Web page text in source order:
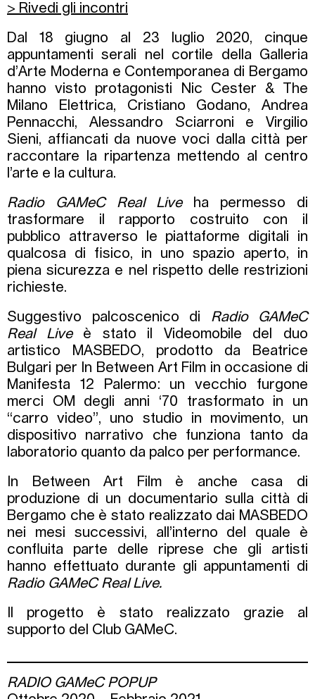
> Rivedi gli incontri
Dal 18 giugno al 23 luglio 2020, cinque
appuntamenti serali nel cortile della Galleria
d’Arte Moderna e Contemporanea di Bergamo
hanno visto protagonisti Nic Cester & The
Milano Elettrica, Cristiano Godano, Andrea
Pennacchi, Alessandro Sciarroni e Virgilio
Sieni, affiancati da nuove voci dalla città per
raccontare la ripartenza mettendo al centro
l’arte e la cultura.
Radio GAMeC Real Liveha permesso di
trasformare il rapporto costruito con il
pubblico attraverso le piattaforme digitali in
qualcosa di fisico, in uno spazio aperto, in
piena sicurezza e nel rispetto delle restrizioni
richieste.
Suggestivo palcoscenico di Radio GAMeC
Real Liveè stato il Videomobile del duo
artistico MASBEDO, prodotto da Beatrice
Bulgari per In Between Art Film in occasione di
Manifesta 12 Palermo: un vecchio furgone
merci OM degli anni ‘70 trasformato in un
“carro video”, uno studio in movimento, un
dispositivo narrativo che funziona tanto da
laboratorio quanto da palco per performance.
In Between Art Film è anche casa di
produzione di un documentario sulla città di
Bergamo che è stato realizzato dai MASBEDO
nei mesi successivi, all’interno del quale è
confluita parte delle riprese che gli artisti
hanno effettuato durante gli appuntamenti di
Radio GAMeC Real Live.
Il progetto è stato realizzato grazie al
supporto del Club GAMeC.
RADIO GAMeC POPUP